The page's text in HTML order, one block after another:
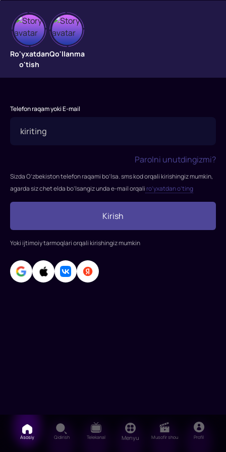
Telba
erkak
"Telba
2024-
tasvirga
Ravshan
Nurmuhamedov
Kubayev,
Dono
Babaxonova,
Islom
Ro'yxatdan
o'tish
Qo'llanma
Telefon raqam yoki E-mail
Parolni unutdingizmi?
Sizda O’zbekiston telefon raqami bo’lsa. sms kod orqali kirishingiz mumkin,
agarda siz chet elda bo’lsangiz unda e-mail orqali ro’yxatdan o’ting
Kirish
Yoki ijtimoiy tarmoqlari orqali kirishingiz mumkin
Asosiy Qidirish Telekanal Menyu Musofir shou Profil